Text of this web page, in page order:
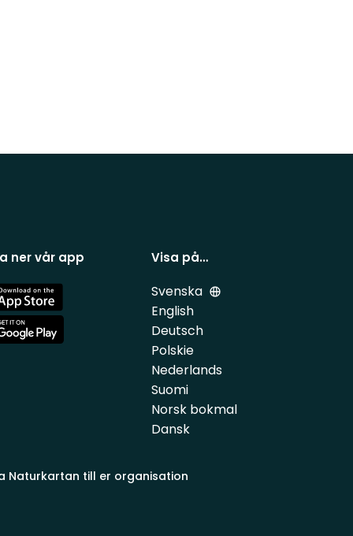
ner vår app Visa på…
Svenska
English
Deutsch
Polskie
Nederlands
Suomi
Norsk bokmal
Dansk
Naturkartan till er organisation